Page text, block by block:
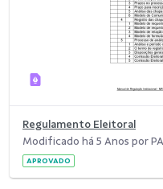
Regulamento Eleitoral
Modificado há 5 Anos por
APROVADO